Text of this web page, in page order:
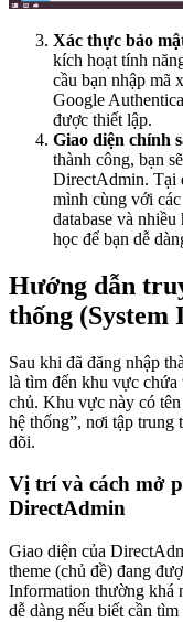
Xác thực bảo
kích hoạt tính
cầu bạn nhập mã
Google
được thiết lập.
Giao diện chính
thành công, bạn
DirectAdmin. Tại
mình cùng với
database và
học để bạn dễ
Hướng dẫn
thống
Sau khi đã đăng nhập
là tìm đến khu vực chứa
chủ. Khu vực này có
hệ thống”, nơi tập trung
dõi.
Vị trí và cách mở
DirectAdmin
Giao diện của
theme (chủ đề) đang
Information thường khá
dễ dàng nếu biết cần tìm